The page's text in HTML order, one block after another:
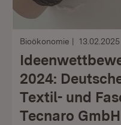
Bioökonomie 13.02.2025
2024:
Textil- und
Tecnaro GmbH